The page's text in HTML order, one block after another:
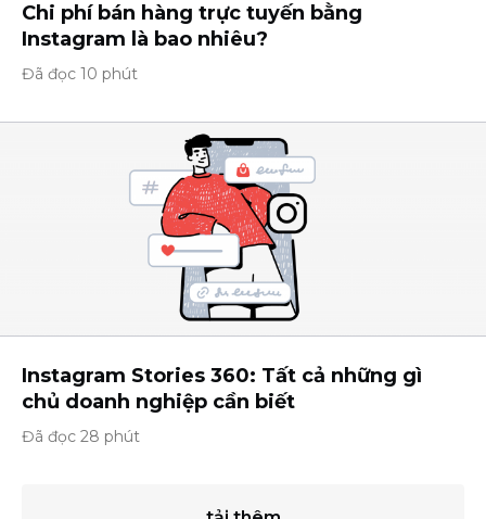
Chi phí bán hàng trực tuyến bằng
Instagram là bao nhiêu?
Đã đọc 10 phút
Instagram Stories 360: Tất cả những gì
chủ doanh nghiệp cần biết
Đã đọc 28 phút